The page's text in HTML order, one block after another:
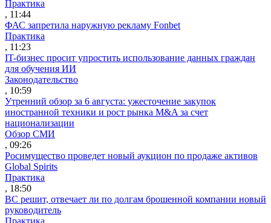
Практика
, 11:44
ФАС запретила наружную рекламу Fonbet
Практика
, 11:23
IT-бизнес просит упростить использование данных граждан
для обучения ИИ
Законодательство
, 10:59
Утренний обзор за 6 августа: ужесточение закупок
иностранной техники и рост рынка M&A за счет
национализации
Обзор СМИ
, 09:26
Росимущество проведет новый аукцион по продаже активов
Global Spirits
Практика
, 18:50
ВС решит, отвечает ли по долгам брошенной компании новый
руководитель
Практика